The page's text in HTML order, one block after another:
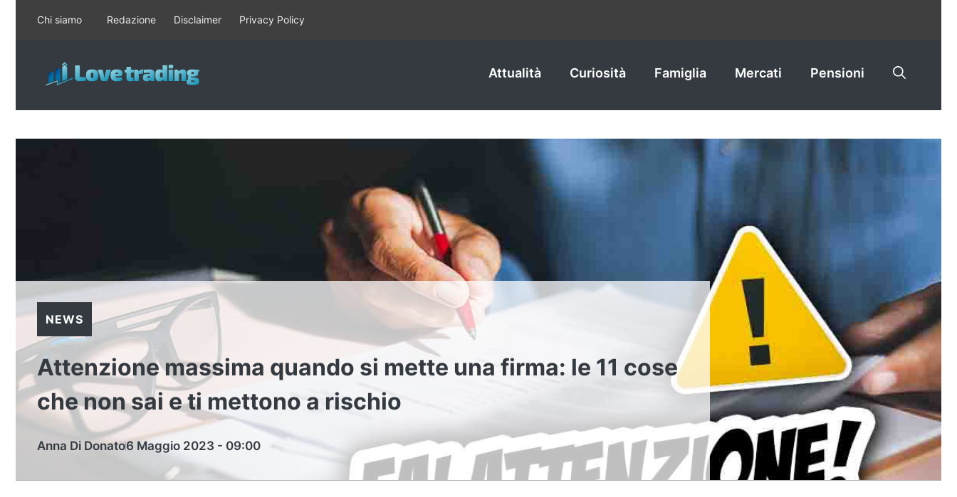
contenuto
Chi siamo Redazione Disclaimer Privacy Policy
Attualità Curiosità Famiglia Mercati Pensioni
NEWS
Attenzione massima quando si mette una firma: le 11 cose
che non sai e ti mettono a rischio
Anna Di Donato6 Maggio 2023 - 09:00